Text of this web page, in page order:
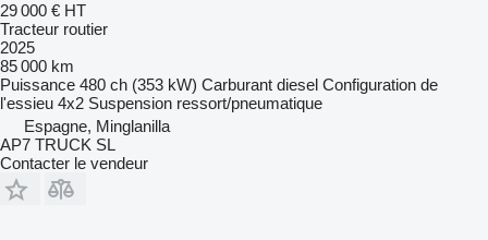
29 000 € HT
Tracteur routier
2025
85 000 km
Puissance 480 ch (353 kW) Carburant diesel Configuration de
l'essieu 4x2 Suspension ressort/pneumatique
Espagne, Minglanilla
AP7 TRUCK SL
Contacter le vendeur